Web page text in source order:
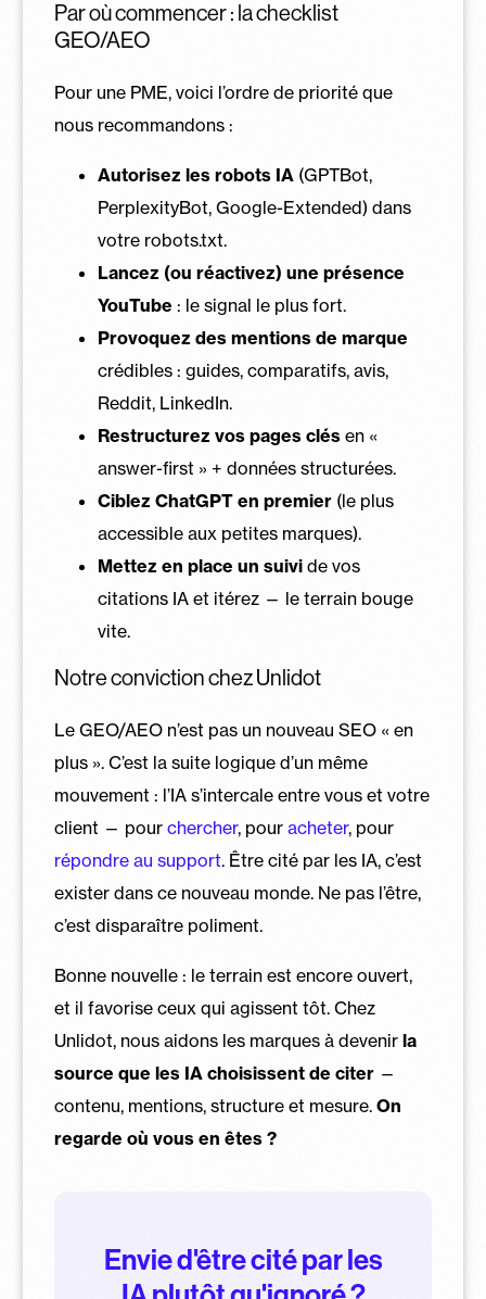
Par où commencer : la checklist
GEO/AEO
Pour une PME, voici l’ordre de priorité que
nous recommandons :
Autorisez les robots IA(GPTBot,
PerplexityBot, Google-Extended) dans
votre robots.txt.
Lancez (ou réactivez) une présence
YouTube : le signal le plus fort.
Provoquez des mentions de marque
crédibles : guides, comparatifs, avis,
Reddit, LinkedIn.
Restructurez vos pages clésen «
answer-first » + données structurées.
Ciblez ChatGPT en premier(le plus
accessible aux petites marques).
Mettez en place un suivide vos
citations IA et itérez — le terrain bouge
vite.
Notre conviction chez Unlidot
Le GEO/AEO n’est pas un nouveau SEO « en
plus ». C’est la suite logique d’un même
mouvement : l’IA s’intercale entre vous et votre
client — pour chercher, pour acheter, pour
répondre au support. Être cité par les IA, c’est
exister dans ce nouveau monde. Ne pas l’être,
c’est disparaître poliment.
Bonne nouvelle : le terrain est encore ouvert,
et il favorise ceux qui agissent tôt. Chez
Unlidot, nous aidons les marques à devenir la
source que les IA choisissent de citer—
contenu, mentions, structure et mesure. On
regarde où vous en êtes ?
Envie d'être cité par les